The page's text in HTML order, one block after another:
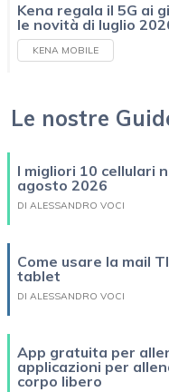
Kena regala il 5G ai
le novità di luglio
KENA MOBILE
Le nostre
I migliori 10 cellulari
agosto 2026
DI ALESSANDRO VOCI
Come usare la mail
tablet
DI ALESSANDRO VOCI
App gratuita per
applicazioni per
corpo libero